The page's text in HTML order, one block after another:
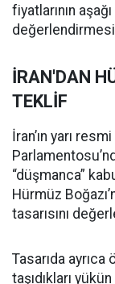
fiyatlarının
İRAN'DAN
TEKLİF
İran’ın yarı
“düşmanca”
Hürmüz
tasarısını
Tasarıda
taşıdıkları